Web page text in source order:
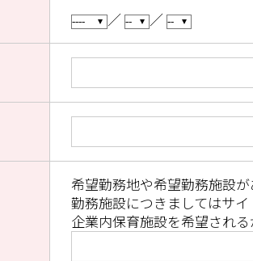
／ ／
希望勤務地や希望勤務施設が
勤務施設につきましてはサイ
企業内保育施設を希望され